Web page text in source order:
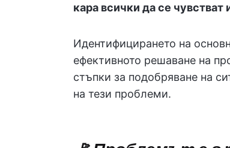
кара всички да се чувстват
Идентифицирането на
ефективното решаване на
стъпки за подобряване на
на тези проблеми.